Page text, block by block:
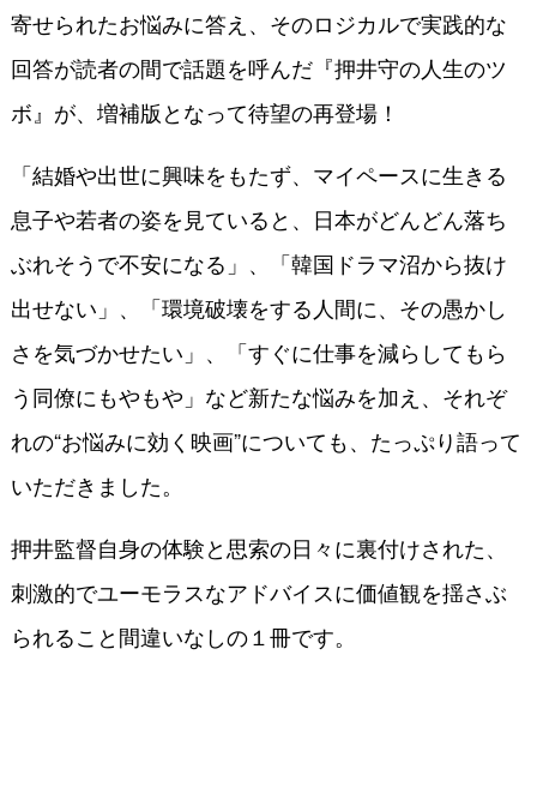
寄せられたお悩みに答え、そのロジカルで実践的な
回答が読者の間で話題を呼んだ『押井守の人生のツ
ボ』が、増補版となって待望の再登場！
「結婚や出世に興味をもたず、マイペースに生きる
息子や若者の姿を見ていると、日本がどんどん落ち
ぶれそうで不安になる」、「韓国ドラマ沼から抜け
出せない」、「環境破壊をする人間に、その愚かし
さを気づかせたい」、「すぐに仕事を減らしてもら
う同僚にもやもや」 など新たな悩みを加え、それぞ
れの“お悩みに効く映画”についても、たっぷり語って
いただきました。
押井監督自身の体験と思索の日々に裏付けされた、
刺激的でユーモラスなアドバイスに価値観を揺さぶ
られること間違いなしの１冊です。